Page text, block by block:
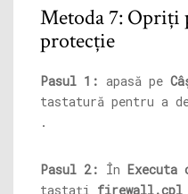
Metoda 7: Opriți
protecție
Pasul 1: apasă pe
tastatură pentru a
.
Pasul 2: În Executa
tastați firewall.cpl